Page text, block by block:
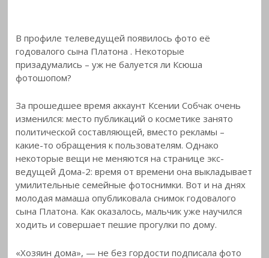
В профиле телеведущей появилось фото её
годовалого сына Платона . Некоторые
призадумались – уж не балуется ли Ксюша
фотошопом?
За прошедшее время аккаунт Ксении Собчак очень
изменился: место публикаций о косметике занято
политической составляющей, вместо рекламы –
какие-то обращения к пользователям. Однако
некоторые вещи не меняются на странице экс-
ведущей Дома-2: время от времени она выкладывает
умилительные семейные фотоснимки. Вот и на днях
молодая мамаша опубликовала снимок годовалого
сына Платона. Как оказалось, мальчик уже научился
ходить и совершает пешие прогулки по дому.
«Хозяин дома», — не без гордости подписала фото